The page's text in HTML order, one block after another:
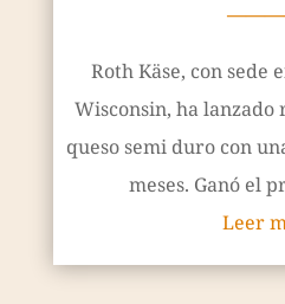
Roth Käse, con sede
Wisconsin, ha lanzado
queso semi duro con
meses. Ganó el
Leer